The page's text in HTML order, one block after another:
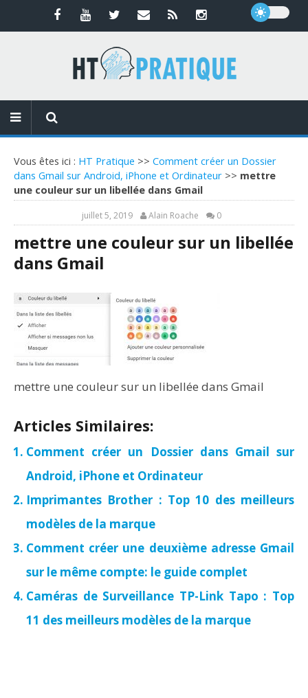
Vous êtes ici : HT Pratique >> Comment créer un Dossier
dans Gmail sur Android, iPhone et Ordinateur >> mettre
une couleur sur un libellée dans Gmail
juillet 5, 2019 Alain Roache 0
mettre une couleur sur un libellée
dans Gmail
mettre une couleur sur un libellée dans Gmail
Articles Similaires:
Comment créer un Dossier dans Gmail sur
Android, iPhone et Ordinateur
Imprimantes Brother : Top 10 des meilleurs
modèles de la marque
Comment créer une deuxième adresse Gmail
sur le même compte: le guide complet
Caméras de Surveillance TP-Link Tapo : Top
11 des meilleurs modèles de la marque